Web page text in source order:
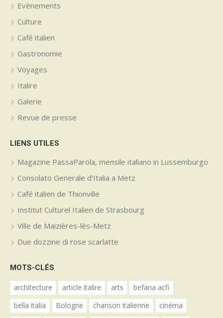
Evènements
Culture
Café italien
Gastronomie
Voyages
Italire
Galerie
Revue de presse
LIENS UTILES
Magazine PassaParola, mensile italiano in Lussemburgo
Consolato Generale d’Italia a Metz
Café italien de Thionville
Institut Culturel Italien de Strasbourg
Ville de Maizières-lès-Metz
Due dozzine di rose scarlatte
MOTS-CLÉS
architecture article italire arts
befana acfi
bella italia
Bologne chanson italienne
cinéma